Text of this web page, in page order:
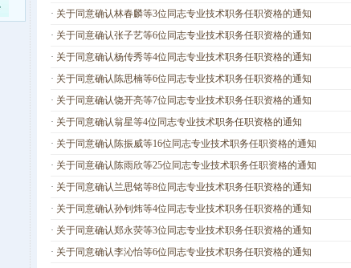
· 关于同意确认林春麟等3位同志专业技术职务任职资格的通知
· 关于同意确认张子艺等6位同志专业技术职务任职资格的通知
· 关于同意确认杨传秀等4位同志专业技术职务任职资格的通知
· 关于同意确认陈思楠等6位同志专业技术职务任职资格的通知
· 关于同意确认饶开亮等7位同志专业技术职务任职资格的通知
· 关于同意确认翁星等4位同志专业技术职务任职资格的通知
· 关于同意确认陈振威等16位同志专业技术职务任职资格的通知
· 关于同意确认陈雨欣等25位同志专业技术职务任职资格的通知
· 关于同意确认兰思铭等8位同志专业技术职务任职资格的通知
· 关于同意确认孙钊炜等4位同志专业技术职务任职资格的通知
· 关于同意确认郑永荧等3位同志专业技术职务任职资格的通知
· 关于同意确认李沁怡等6位同志专业技术职务任职资格的通知